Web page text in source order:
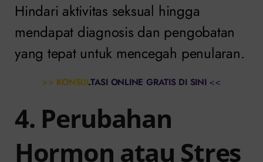
Hindari aktivitas seksual hingga
mendapat diagnosis dan pengobatan
yang tepat untuk mencegah penularan.
>> KONSULTASI ONLINE GRATIS DI SINI <<
4. Perubahan
Hormon atau Stres